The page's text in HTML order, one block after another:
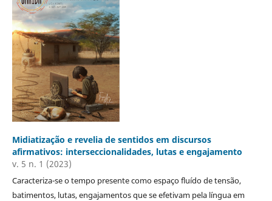
Midiatização e revelia de sentidos em discursos
afirmativos: interseccionalidades, lutas e engajamento
v. 5 n. 1 (2023)
Caracteriza-se o tempo presente como espaço fluído de tensão,
batimentos, lutas, engajamentos que se efetivam pela língua em